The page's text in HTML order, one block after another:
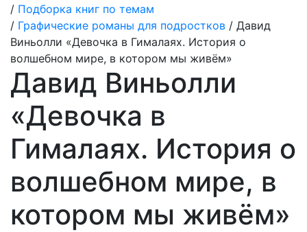
/ Подборка книг по темам
/ Графические романы для подростков / Давид
Виньолли «Девочка в Гималаях. История о
волшебном мире, в котором мы живём»
Давид Виньолли
«Девочка в
Гималаях. История о
волшебном мире, в
котором мы живём»